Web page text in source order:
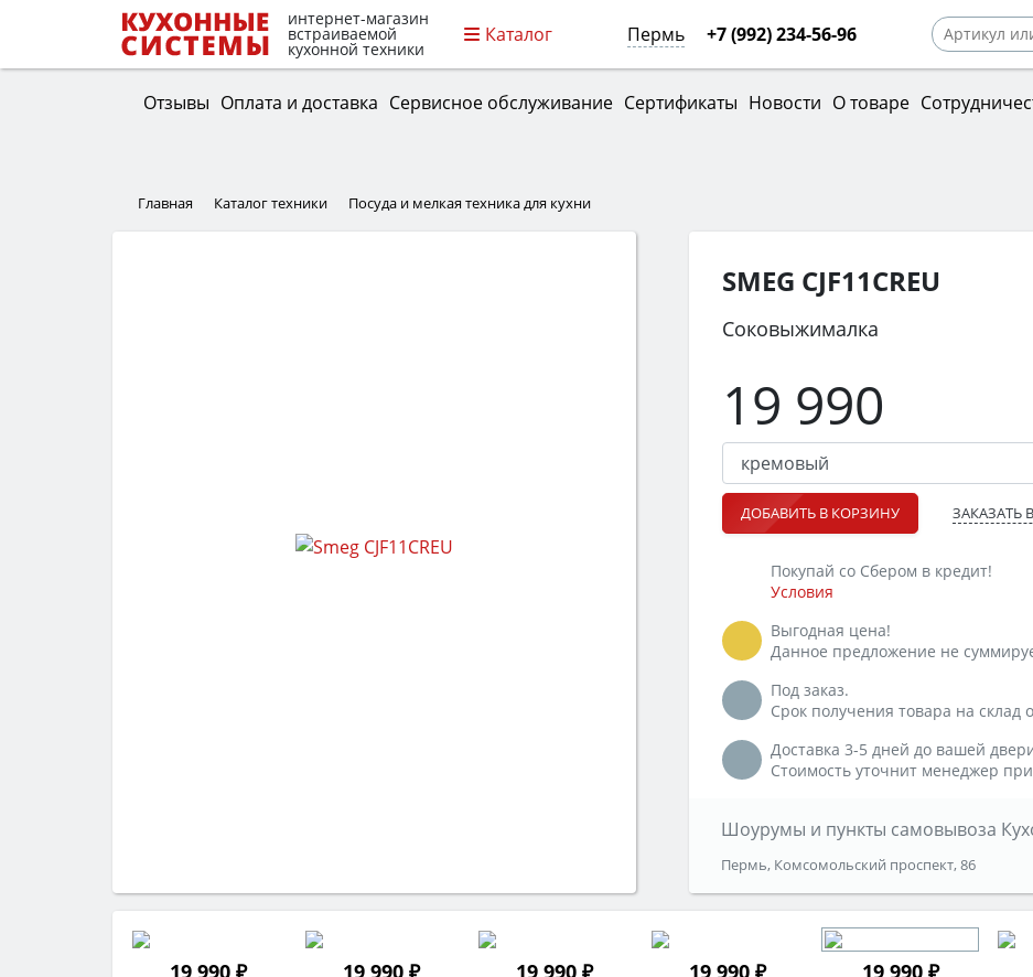
интернет-магазин
встраиваемой
кухонной техники
Каталог Пермь +7 (992) 234-56-96
Отзывы Оплата и доставка Сервисное обслуживание Сертификаты Новости О товаре
Главная Каталог техники Посуда и мелкая техника для кухни
SMEG CJF11CREU
Соковыжималка
19 990
ДОБАВИТЬ В КОРЗИНУ ЗАКАЗАТЬ
Покупай со Сбером в кредит!
Условия
Выгодная цена!
Данное предложение не
Под заказ.
Срок получения товара на склад
Доставка 3-5 дней до вашей
Стоимость уточнит менеджер
Шоурумы и пункты самовывоза
Пермь, Комсомольский проспект, 86